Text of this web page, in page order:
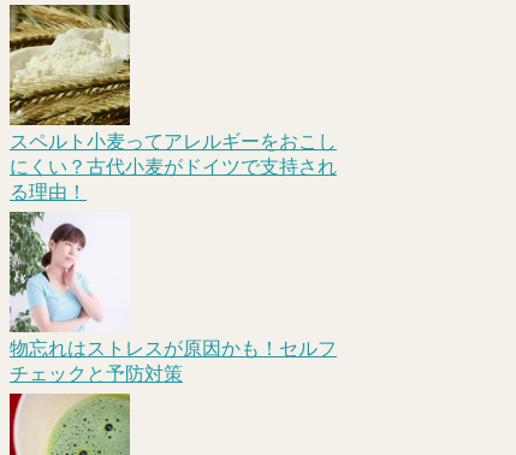
スペルト小麦ってアレルギーをおこし
にくい？古代小麦がドイツで支持され
る理由！
物忘れはストレスが原因かも！セルフ
チェックと予防対策